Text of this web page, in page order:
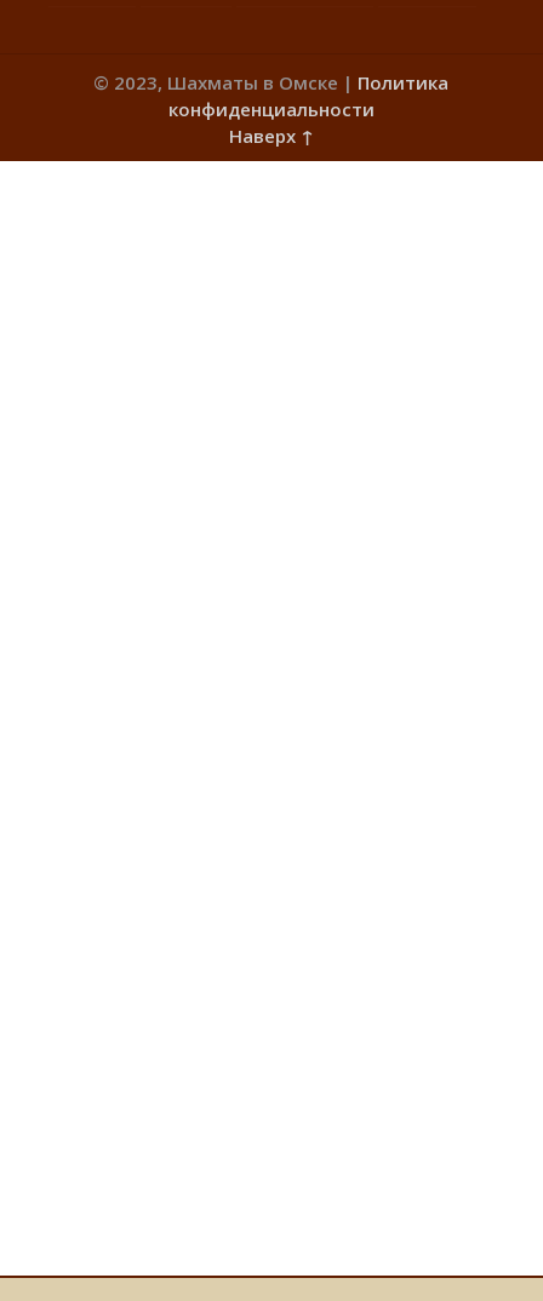
© 2023, Шахматы в Омске | Политика
конфиденциальности
Наверх ↑